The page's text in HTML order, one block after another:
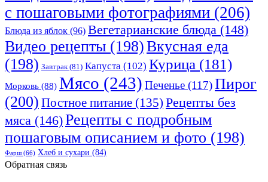
с пошаговыми фотографиями (206)
Блюда из яблок (96) Вегетарианские блюда (148)
Видео рецепты (198)Вкусная еда
(198) Завтрак(81) Капуста (102) Курица (181)
Морковь (88) Мясо (243) Печенье (117)Пирог
(200) Постное питание (135) Рецепты без
мяса (146)Рецепты с подробным
пошаговым описанием и фото (198)
Фарш(66) Хлеб и сухари (84)
Обратная связь